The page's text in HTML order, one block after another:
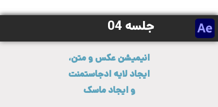
جلسه 04
انیمیشن عکس و متن،
ایجاد لایه ادجاستمنت
و ایجاد ماسک